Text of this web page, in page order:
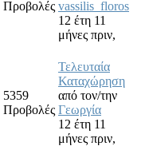
Προβολές vassilis_floros
12 έτη 11
μήνες πριν,
5359
Προβολές
Τελευταία
Καταχώρηση
από τον/την
Γεωργία
12 έτη 11
μήνες πριν,